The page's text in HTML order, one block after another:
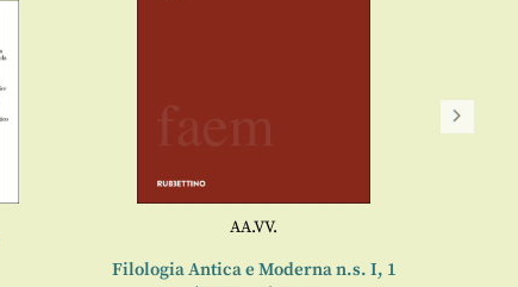
AA.VV.
Filologia Antica e Moderna n.s. I, 1